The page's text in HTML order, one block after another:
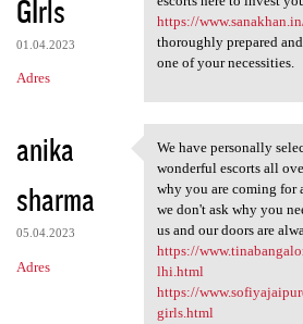
GIrls
01.04.2023
Adres
https://
thoroughly prepared
one of your necessities.
anika
sharma
05.04.2023
Adres
We have
We have personally
wonderful escorts all
why you are coming for
we don't ask why you
us and our doors are
https://
lhi.html
https://
girls.html